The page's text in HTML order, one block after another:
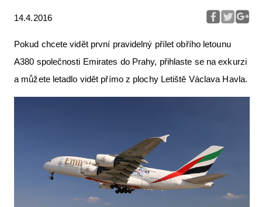
14.4.2016
Pokud chcete vidět první pravidelný přílet obřího letounu
A380 společnosti Emirates do Prahy, přihlaste se na exkurzi
a můžete letadlo vidět přímo z plochy Letiště Václava Havla.
Pro piloty
Série & speciály
Letecká muzea
VFR Communication app
The SAFE Guide app